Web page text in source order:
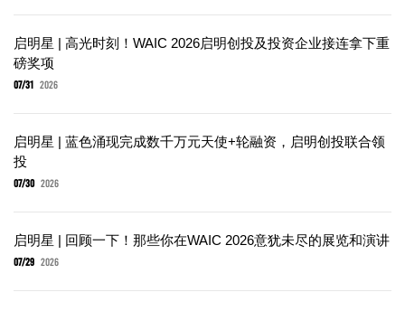
启明星 | 高光时刻！WAIC 2026启明创投及投资企业接连拿下重
磅奖项
07/31 2026
启明星 | 蓝色涌现完成数千万元天使+轮融资，启明创投联合领
投
07/30 2026
启明星 | 回顾一下！那些你在WAIC 2026意犹未尽的展览和演讲
07/29 2026